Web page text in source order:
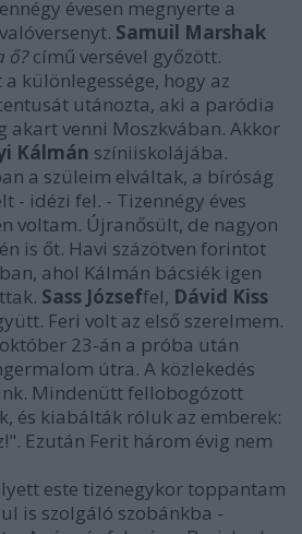
évesen megnyerte a
Samuil Marshak
ő?című versével győzött.
különlegessége, hogy az
utánozta, aki a paródia
akart venni Moszkvában. Akkor
Kálmán színiiskolájába.
a szüleim elváltak, a bíróság
- idézi fel. - Tizennégy éves
voltam. Újranősült, de nagyon
is őt. Havi százötven forintot
ahol Kálmán bácsiék igen
Sass Józseffel, Dávid Kiss
Feri volt az első szerelmem.
23-án a próba után
útra. A közlekedés
Mindenütt fellobogózott
és kiabálták róluk az emberek:
Ezután Ferit három évig nem
este tizenegykor toppantam
is szolgáló szobánkba -